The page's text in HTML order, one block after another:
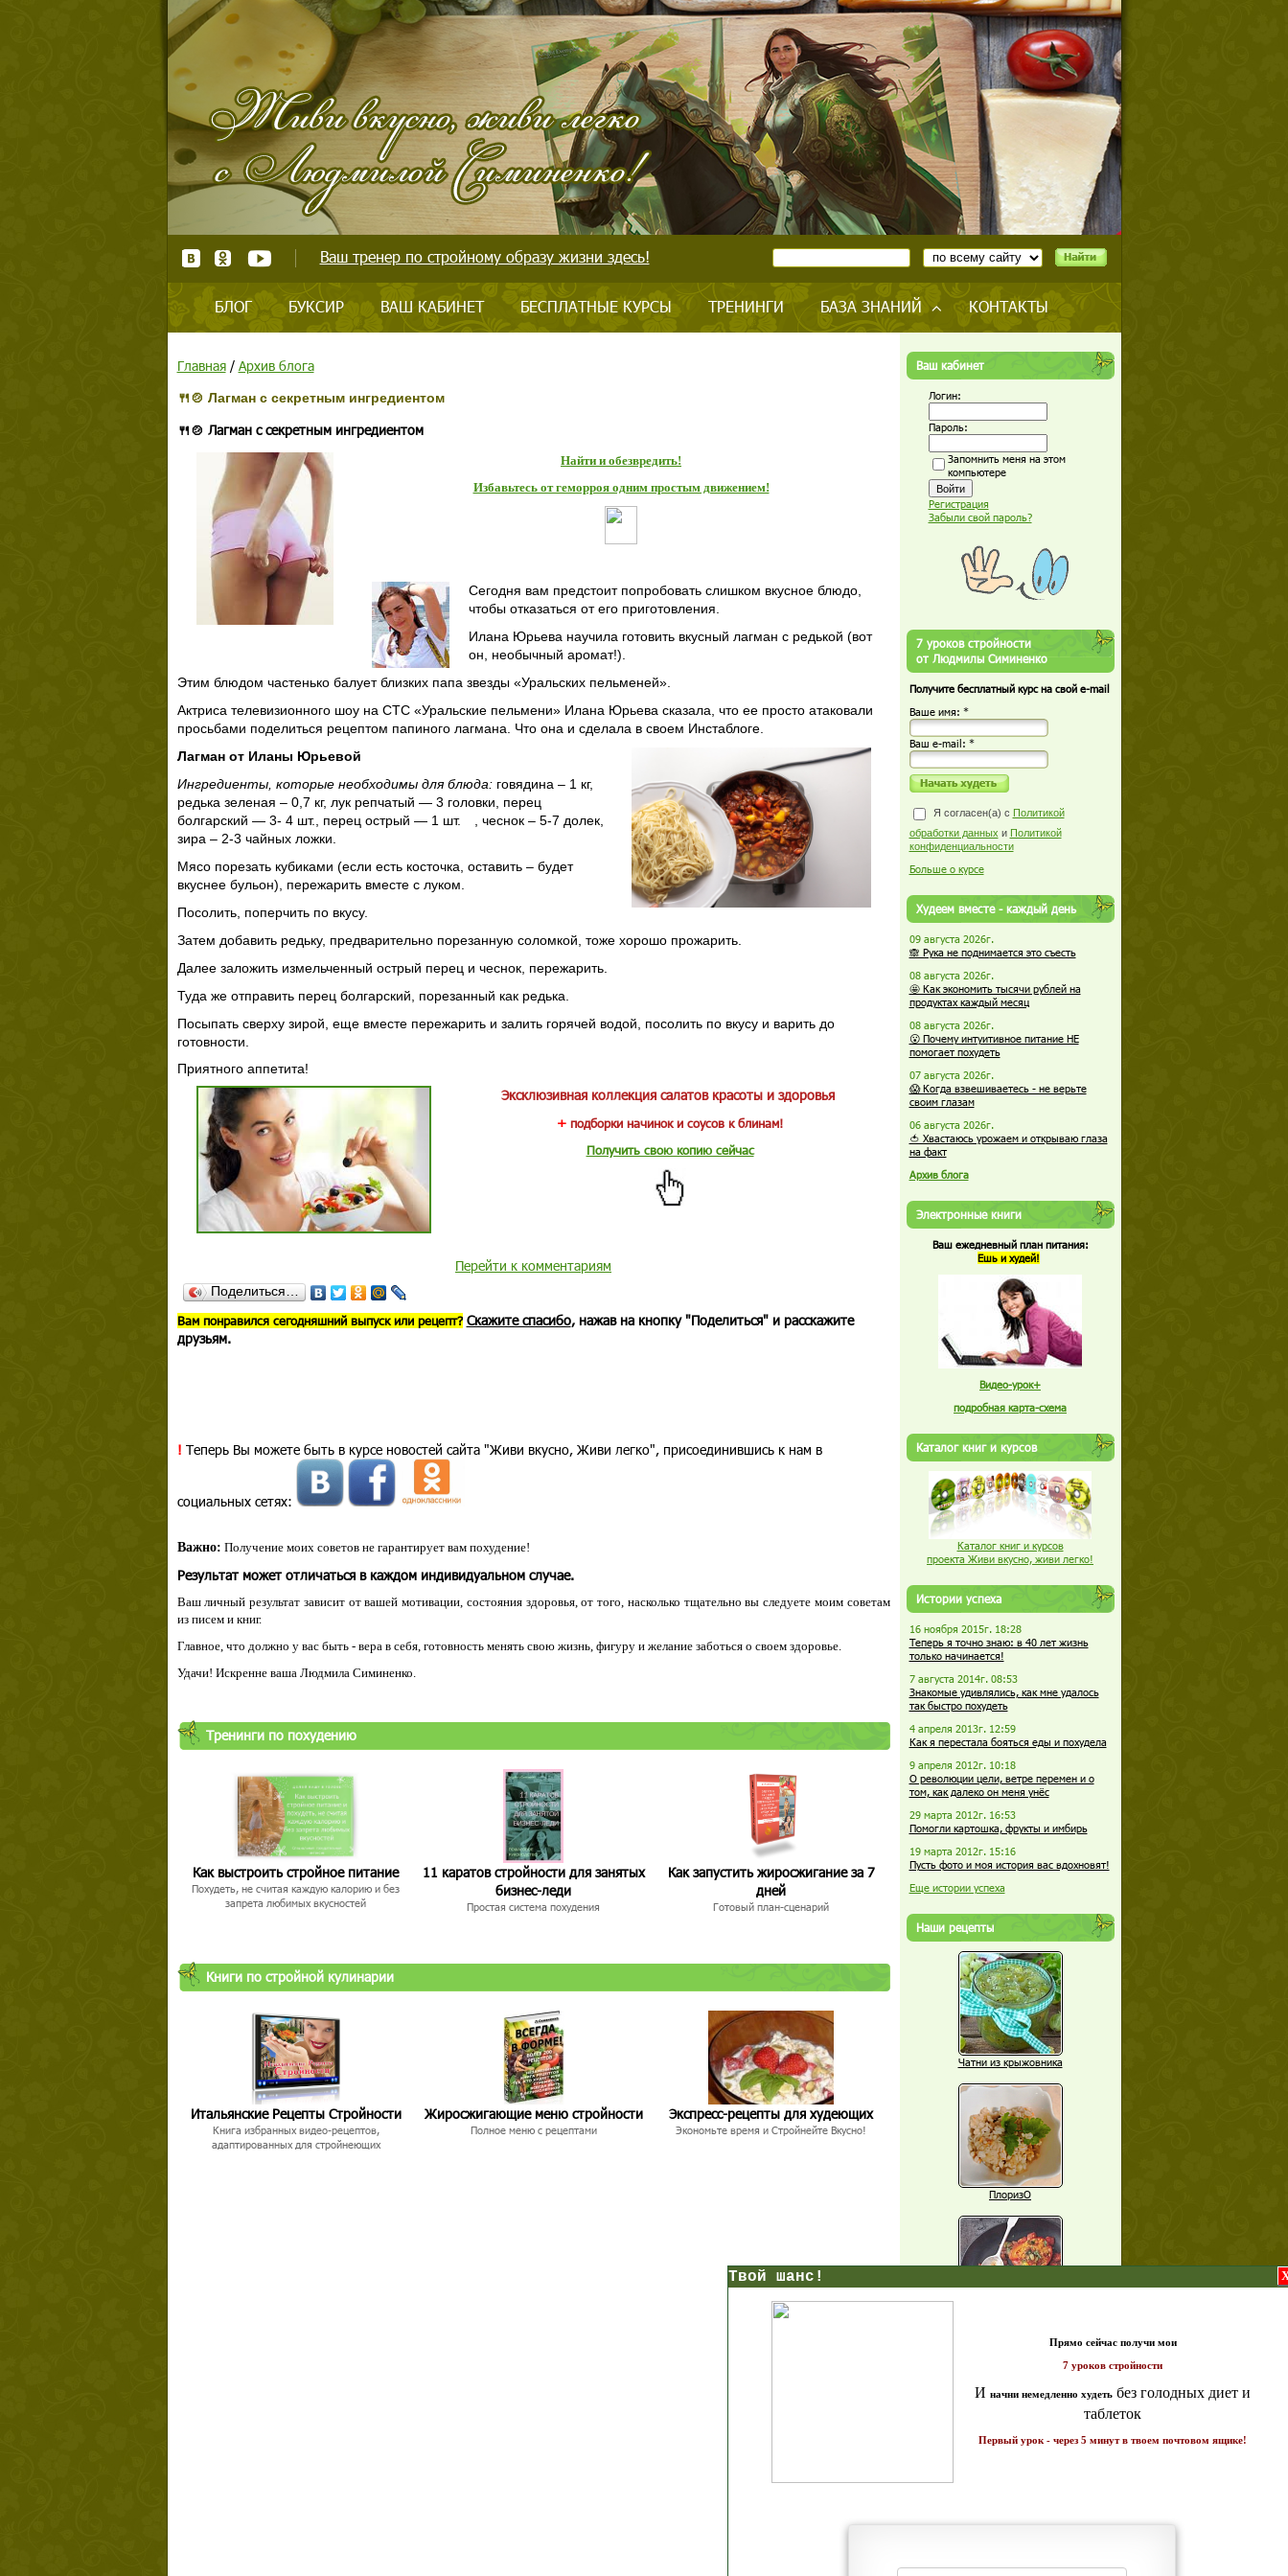
Ваш тренер по стройному образу жизни здесь!
БЛОГ БУКСИР ВАШ КАБИНЕТ БЕСПЛАТНЫЕ КУРСЫ ТРЕНИНГИ БАЗА ЗНАНИЙ КОНТАКТЫ
Главная/ Архив блога
🍴🍲 Лагман с секретным ингредиентом
🍴🍲 Лагман с секретным ингредиентом
Найти и обезвредить!
Избавьтесь от геморроя одним простым движением!
Сегодня в​​​​ам предстоит попробовать слишком вкусное блюдо,
чтобы отказаться от его приготовления.
Илана Юрьева научила готовить вкусный лагман с редькой (вот
он, необычный аромат!).
Этим блюдом частенько балует близких папа звезды «Уральских пельменей».
Актриса телевизионного шоу на СТС «Уральские пельмени» Илана Юрьева сказала, что ее просто атаковали
просьбами поделиться рецептом папиного лагмана. Что она и сделала в своем Инстаблоге.
Лагман от Иланы Юрьевой
Ингредиенты, которые необходимы для блюда: говядина – 1 кг,
редька зеленая – 0,7 кг, лук репчатый — 3 головки, перец
болгарский — 3- 4 шт., перец острый — 1 шт. ⠀, чеснок – 5-7 долек,
зира – 2-3 чайных ложки.⠀ ⠀ ⠀ ⠀ ⠀ ⠀ ⠀ ⠀ ⠀
Мясо порезать кубиками (если есть косточка, оставить – будет
вкуснее бульон), пережарить вместе с луком.
Посолить, поперчить по вкусу.
Затем добавить редьку, предварительно порезанную соломкой, тоже хорошо прожарить.
Далее заложить измельченный острый перец и чеснок, пережарить.
Туда же отправить перец болгарский, порезанный как редька.
Посыпать сверху зирой, еще вместе пережарить и залить горячей водой, посолить по вкусу и варить до
готовности.
Приятного аппетита!
Эксклюзивная коллекция салатов красоты и здоровья
+ подборки начинок и соусов к блинам!
Получить свою копию сейчас
Перейти к комментариям
Поделиться…
Вам понравился сегодняшний выпуск или рецепт? Скажите спасибо, нажав на кнопку "Поделиться" и расскажите
друзьям.
! Теперь Вы можете быть в курсе новостей сайта "Живи вкусно, Живи легко", присоединившись к нам в
социальных сетях:
Важно: Получение моих советов не гарантирует вам похудение!
Результат может отличаться в каждом индивидуальном случае.
Ваш личный результат зависит от вашей мотивации, состояния здоровья, от того, насколько тщательно вы следуете моим советам
из писем и книг.
Главное, что должно у вас быть - вера в себя, готовность менять свою жизнь, фигуру и желание заботься о своем здоровье.
Удачи! Искренне ваша Людмила Симиненко.
Тренинги по похудению
Как выстроить стройное питание
Похудеть, не считая каждую калорию и без
запрета любимых вкусностей
11 каратов стройности для занятых
бизнес-леди
Простая система похудения
Как запустить жиросжигание за 7
дней
Готовый план-сценарий
Книги по стройной кулинарии
Итальянские Рецепты Стройности
Книга избранных видео-рецептов,
адаптированных для стройнеющих
Жиросжигающие меню стройности
Полное меню с рецептами
Экспресс-рецепты для худеющих
Экономьте время и Стройнейте Вкусно!
Ваш кабинет
Логин:
Пароль:
Запомнить меня на этом
компьютере
Регистрация
Забыли свой пароль?
7 уроков стройности
от Людмилы Симиненко
Получите бесплатный курс на свой e-mail
Ваше имя: *
Ваш е-mail: *
Я согласен(а) с Политикой
обработки данных и Политикой
конфиденциальности
Больше о курсе
Худеем вместе - каждый день
09 августа 2026г.
🙈 Рука не поднимается это съесть
08 августа 2026г.
🤩 Как экономить тысячи рублей на
продуктах каждый месяц
08 августа 2026г.
😮 Почему интуитивное питание НЕ
помогает похудеть
07 августа 2026г.
😱 Когда взвешиваетесь - не верьте
своим глазам
06 августа 2026г.
🍅 Хвастаюсь урожаем и открываю глаза
на факт
Архив блога
Электронные книги
Ваш ежедневный план питания:
Ешь и худей!
Видео-урок+
подробная карта-схема
Каталог книг и курсов
Каталог книг и курсов
проекта Живи вкусно, живи легко!
Истории успеха
16 ноября 2015г. 18:28
Теперь я точно знаю: в 40 лет жизнь
только начинается!
7 августа 2014г. 08:53
Знакомые удивлялись, как мне удалось
так быстро похудеть
4 апреля 2013г. 12:59
Как я перестала бояться еды и похудела
9 апреля 2012г. 10:18
О революции цели, ветре перемен и о
том, как далеко он меня унёс
29 марта 2012г. 16:53
Помогли картошка, фрукты и имбирь
19 марта 2012г. 15:16
Пусть фото и моя история вас вдохновят!
Еще истории успеха
Наши рецепты
Чатни из крыжовника
ПлоризО
Еще рецепты
середине дня?